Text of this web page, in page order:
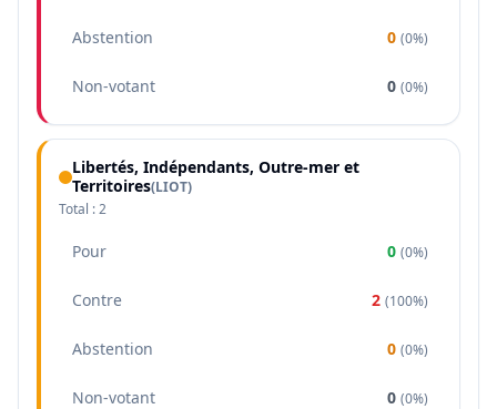
Abstention 0 (0%)
Non-votant 0 (0%)
Libertés, Indépendants, Outre-mer et
Territoires(LIOT)
Total :2
Pour 0 (0%)
Contre 2 (100%)
Abstention 0 (0%)
Non-votant 0 (0%)